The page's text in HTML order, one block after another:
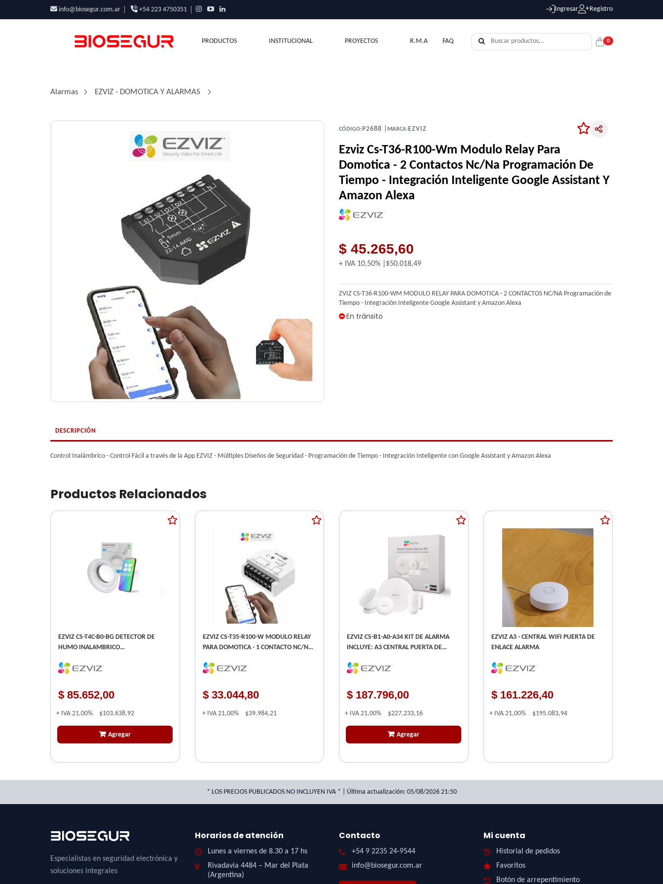
info@biosegur.com.ar +54 223 4750351 Ingresar Registro
0
PRODUCTOS INSTITUCIONAL PROYECTOS R.M.A FAQ
Alarmas EZVIZ - DOMOTICA Y ALARMAS
CÓDIGO: P2688 | MARCA:EZVIZ
Ezviz Cs-T36-R100-Wm Modulo Relay Para
Domotica - 2 Contactos Nc/Na Programación De
Tiempo - Integración Inteligente Google Assistant Y
Amazon Alexa
$ 45.265,60
+ IVA 10,50% $50.018,49
ZVIZ CS-T36-R100-WM MODULO RELAY PARA DOMOTICA - 2 CONTACTOS NC/NA Programación de
Tiempo - Integración Inteligente Google Assistant y Amazon Alexa
En tránsito
DESCRIPCIÓN
Control Inalámbrico - Control Fácil a través de la App EZVIZ - Múltiples Diseños de Seguridad - Programación de Tiempo - Integración Inteligente con Google Assistant y Amazon Alexa
Productos Relacionados
EZVIZ CS-T4C-B0-BG DETECTOR DE
HUMO INALAMBRICO
$ 85.652,00
+ IVA21,00% $103.638,92
Agregar
EZVIZ CS-T35-R100-W MODULO RELAY
PARA DOMOTICA - 1 CONTACTO NC/NA
INTEGRACIÓN INTELIGENTE GOOGLE
$ 33.044,80
+ IVA21,00% $39.984,21
EZVIZ CS-B1-A0-A34 KIT DE ALARMA
INCLUYE: A3 CENTRAL PUERTA DE
T3C BOTON INTELIGENTE
$ 187.796,00
+ IVA21,00% $227.233,16
Agregar
EZVIZ A3 - CENTRAL WIFI PUERTA DE
ENLACE ALARMA
$ 161.226,40
+ IVA 21,00% $195.083,94
* LOS PRECIOS PUBLICADOS NO INCLUYEN IVA * | Última actualización: 05/08/2026 21:50
Especialistas en seguridad electrónica y
soluciones integrales
Horarios de atención
Lunes a viernes de 8.30 a 17 hs
Rivadavia 4484 – Mar del Plata
(Argentina)
Contacto
+54 9 2235 24-9544
info@biosegur.com.ar
Mi cuenta
Historial de pedidos
Favoritos
Botón de arrepentimiento